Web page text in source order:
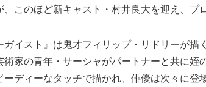
、このほど新キャスト・村井良大を迎え、プ
ガイスト』は鬼才フィリップ・リドリーが
術家の青年・サーシャがパートナーと共に姪
ーディーなタッチで描かれ、俳優は次々に登